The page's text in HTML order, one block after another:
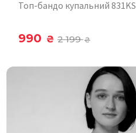
Топ-бандо купальний 831KS
990 ₴ 2 199₴